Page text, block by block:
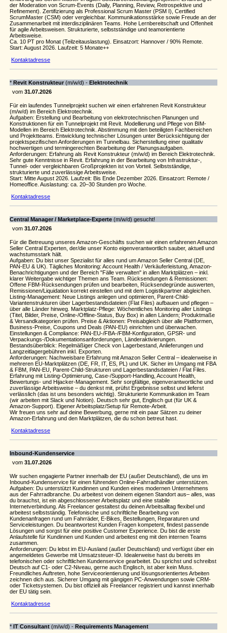
der Moderation von Scrum-Events (Daily, Planning, Review, Retrospektive und
Refinement). Zertifizierung als Professional Scrum Master (PSM I), Certified
ScrumMaster (CSM) oder vergleichbar. Kommunikationsstärke sowie Freude an der
Zusammenarbeit mit interdisziplinären Teams. Hohe Lernbereitschaft und Offenheit
für agile Arbeitsweisen. Strukturierte, selbstständige und teamorientierte
Arbeitsweise.
Ca. 10 PT pro Monat (Teilzeitauslastung). Einsatzort: Hannover / 90% Remote.
Start: August 2026. Laufzeit: 5 Monate++
Kontaktadresse
* Revit Konstrukteur (m/w/d) - Elektrotechnik
vom 31.07.2026
Für ein laufendes Tunnelprojekt suchen wir einen erfahrenen Revit Konstrukteur
(m/w/d) im Bereich Elektrotechnik.
Aufgaben: Erstellung und Bearbeitung von elektrotechnischen Planungen und
Konstruktionen für ein Tunnelprojekt mit Revit. Modellierung und Pflege von BIM-
Modellen im Bereich Elektrotechnik. Abstimmung mit den beteiligten Fachbereichen
und Projektteams. Entwicklung technischer Lösungen unter Berücksichtigung der
projektspezifischen Anforderungen im Tunnelbau. Sicherstellung einer qualitativ
hochwertigen und termingerechten Bearbeitung der Planungsaufgaben.
Anforderungen: Erfahrung als Revit Konstrukteur (m/w/d) im Bereich Elektrotechnik.
Sehr gute Kenntnisse in Revit. Erfahrung in der Bearbeitung von Infrastruktur-,
Tunnel- oder vergleichbaren Großprojekten ist von Vorteil. Selbstständige,
strukturierte und zuverlässige Arbeitsweise.
Start: Mitte August 2026. Laufzeit: Bis Ende Dezember 2026. Einsatzort: Remote /
Homeoffice. Auslastung: ca. 20–30 Stunden pro Woche.
Kontaktadresse
Central Manager / Marketplace-Experte (m/w/d) gesucht!
vom 31.07.2026
Für die Betreuung unseres Amazon-Geschäfts suchen wir einen erfahrenen Amazon
Seller Central Experten, der/die unser Konto eigenverantwortlich sauber, aktuell und
wachstumsstark hält.
Aufgaben: Du bist unser Spezialist für alles rund um Amazon Seller Central (DE,
PAN-EU & UK). Tägliches Monitoring: Account Health / Verkäuferleistung, Amazon-
Benachrichtigungen und der Bereich "Fälle verwalten" in allen Marktplätzen – inkl.
klarer Weitergabe wichtiger Themen ans Team. Rücksendungen & Remissionen:
Offene FBM-Rücksendungen prüfen und bearbeiten, Rücksendegründe auswerten,
Remissionen/Liquidation korrekt einstellen und mit dem Logistikpartner abgleichen.
Listing-Management: Neue Listings anlegen und optimieren, Parent-Child-
Variantenstrukturen über Lagerbestandsdateien (Flat Files) aufbauen und pflegen –
über alle Länder hinweg. Marktplatz-Pflege: Wöchentliches Monitoring aller Listings
(Titel, Bilder, Preise, Online-/Offline-Status, Buy Box) in allen Ländern; Produktmaße
& Versandkategorien prüfen. Preise & Aktionen: Preisabgleich über alle Plattformen,
Business-Preise, Coupons und Deals (PAN-EU) einrichten und überwachen.
Einstellungen & Compliance: PAN-EU-/FBA-/FBM-Konfiguration, GPSR- und
Verpackungs-/Dokumentationsanforderungen, Länderaktivierungen.
Bestandsüberblick: Regelmäßiger Check von Lagerbestand, Anlieferungen und
Langzeitlagergebühren inkl. Exporten.
Anforderungen: Nachweisbare Erfahrung mit Amazon Seller Central – idealerweise in
mehreren EU-Marktplätzen (DE, FR, IT, ES, PL) und UK. Sicher im Umgang mit FBA
& FBM, PAN-EU, Parent-Child-Strukturen und Lagerbestandsdateien / Flat Files.
Erfahrung mit Listing-Optimierung, Case-/Support-Handling, Account Health,
Bewertungs- und Hijacker-Management. Sehr sorgfältige, eigenverantwortliche und
zuverlässige Arbeitsweise – du denkst mit, prüfst Ergebnisse selbst und lieferst
verlässlich (das ist uns besonders wichtig). Strukturierte Kommunikation im Team
(wir arbeiten mit Slack und Notion). Deutsch sehr gut, Englisch gut (für UK &
Amazon-Support). Eigener Arbeitsplatz/Setup für Remote-Arbeit.
Wir freuen uns sehr auf deine Bewerbung, gerne mit ein paar Sätzen zu deiner
Amazon-Erfahrung und den Marktplätzen, die du schon betreut hast.
Kontaktadresse
Inbound-Kundenservice
vom 31.07.2026
Wir suchen engagierte Partner innerhalb der EU (außer Deutschland), die uns im
Inbound-Kundenservice für einen führenden Online-Fahrradhändler unterstützen.
Aufgaben: Du unterstützt Kundinnen und Kunden eines modernen Unternehmens
aus der Fahrradbranche. Du arbeitest von deinem eigenen Standort aus– alles, was
du brauchst, ist ein abgeschlossener Arbeitsplatz und eine stabile
Internetverbindung. Als Freelancer gestaltest du deinen Arbeitsalltag flexibel und
arbeitest selbstständig. Telefonische und schriftliche Bearbeitung von
Kundenanfragen rund um Fahrräder, E-Bikes, Bestellungen, Reparaturen und
Serviceleistungen. Du beantwortest Kunden Fragen kompetent, findest passende
Lösungen und sorgst für eine positive Customer Experience. Du bist die erste
Anlaufstelle für Kundinnen und Kunden und arbeitest eng mit den internen Teams
zusammen.
Anforderungen: Du lebst im EU-Ausland (außer Deutschland) und verfügst über ein
angemeldetes Gewerbe mit Umsatzsteuer-ID. Idealerweise hast du bereits im
telefonischen oder schriftlichen Kundenservice gearbeitet. Du sprichst und schreibst
Deutsch auf C1- oder C2-Niveau, gerne auch Englisch, ist aber kein Muss.
Freundliches Auftreten, hohe Serviceorientierung und lösungsorientiertes Arbeiten
zeichnen dich aus. Sicherer Umgang mit gängigen PC-Anwendungen sowie CRM-
oder Ticketsystemen. Du bist offiziell als Freelancer registriert und kannst innerhalb
der EU tätig sein.
Kontaktadresse
* IT Consultant (m/w/d) - Requirements Management